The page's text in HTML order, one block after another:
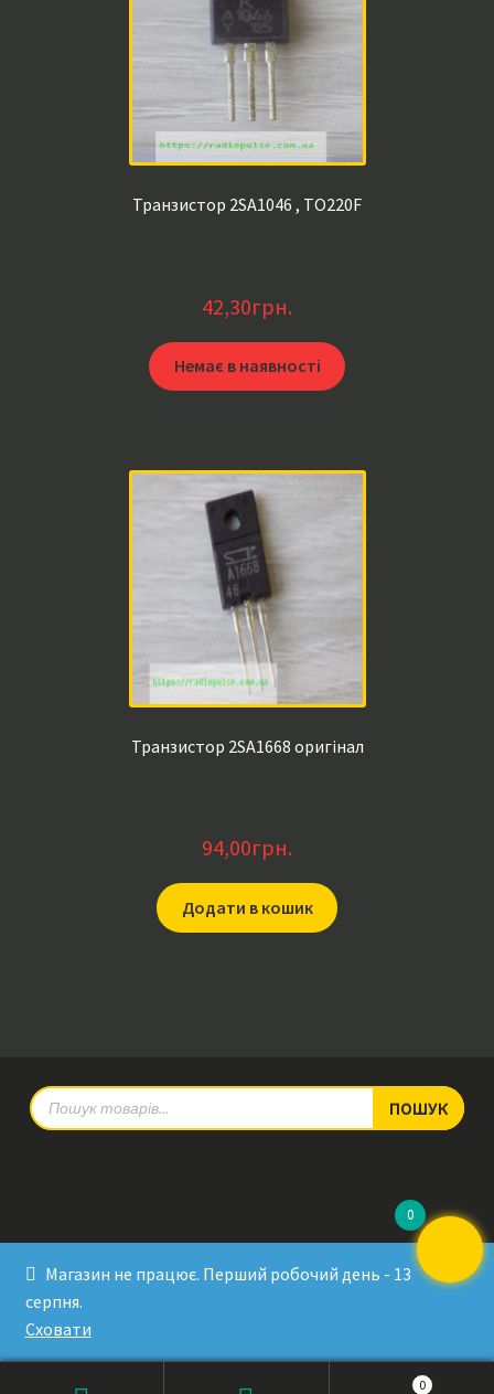
Магазин не працює. Перший робочий день - 13
серпня.
Сховати
Транзистор 2SA1046 , TO220F
42,30грн.
Немає в наявності
Транзистор 2SA1668 оригінал
94,00грн.
Додати в кошик
Products
search
ПОШУК
Developed by Sergey Krinitsa
0
0